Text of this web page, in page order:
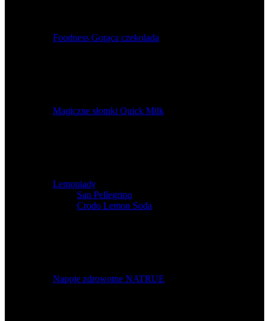
Foodness Gorąca czekolada
Magiczne słomki Quick Milk
Lemoniady
San Pellegrino
Crodo Lemon Soda
Napoje zdrowotne NATRUE